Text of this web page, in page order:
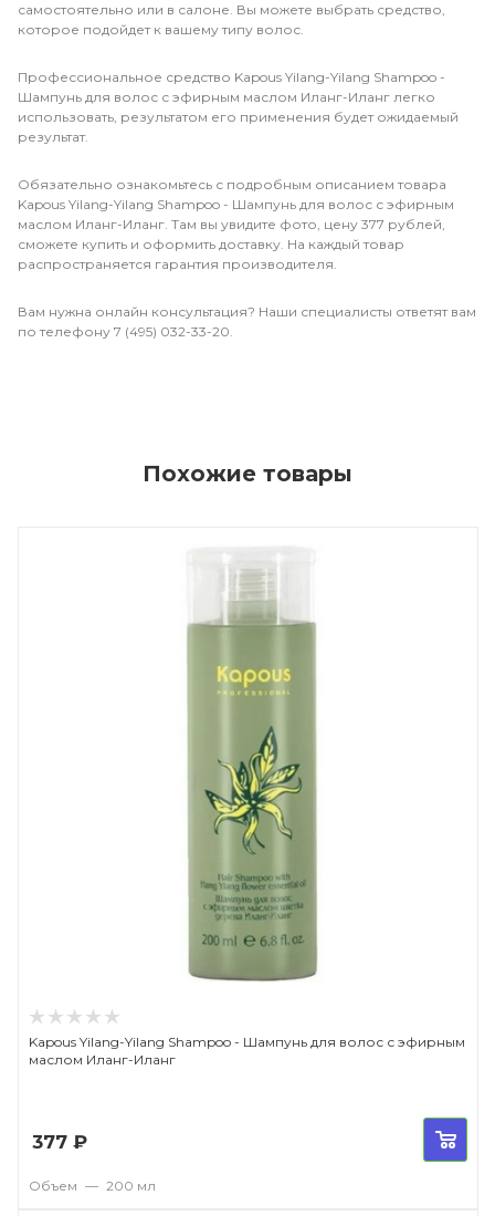
самостоятельно или в салоне. Вы можете выбрать средство,
которое подойдет к вашему типу волос.
Профессиональное средство Kapous Yilang-Yilang Shampoo -
Шампунь для волос с эфирным маслом Иланг-Иланг легко
использовать, результатом его применения будет ожидаемый
результат.
Обязательно ознакомьтесь с подробным описанием товара
Kapous Yilang-Yilang Shampoo - Шампунь для волос с эфирным
маслом Иланг-Иланг. Там вы увидите фото, цену 377 рублей,
сможете купить и оформить доставку. На каждый товар
распространяется гарантия производителя.
Вам нужна онлайн консультация? Наши специалисты ответят вам
по телефону 7 (495) 032-33-20.
Похожие товары
Kapous Yilang-Yilang Shampoo - Шампунь для волос с эфирным
маслом Иланг-Иланг
377 ₽
Объем — 200 мл